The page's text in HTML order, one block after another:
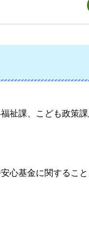
祉課、こども政策
心基金に関すること